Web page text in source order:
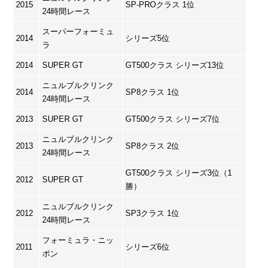
2015
24時間レース
SP-PROクラス 1位
2014
スーパーフォーミュ
ラ
シリーズ5位
2014 SUPER GT GT500クラス シリーズ13位
2014
ニュルブルクリンク
24時間レース
SP8クラス 1位
2013 SUPER GT GT500クラス シリーズ7位
2013
ニュルブルクリンク
24時間レース
SP8クラス 2位
2012 SUPER GT
GT500クラス シリーズ3位（1
勝）
2012
ニュルブルクリンク
24時間レース
SP3クラス 1位
2011
フォーミュラ・ニッ
ポン
シリーズ6位